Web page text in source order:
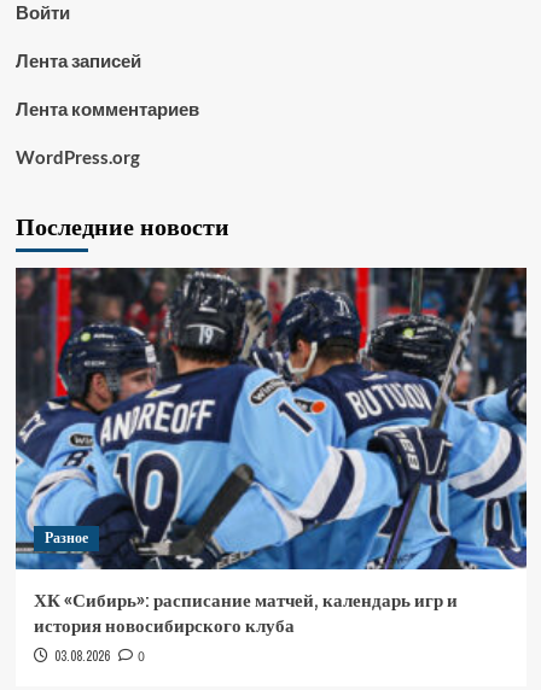
Войти
Лента записей
Лента комментариев
WordPress.org
Последние новости
Разное
ХК «Сибирь»: расписание матчей, календарь игр и
история новосибирского клуба
03.08.2026 0